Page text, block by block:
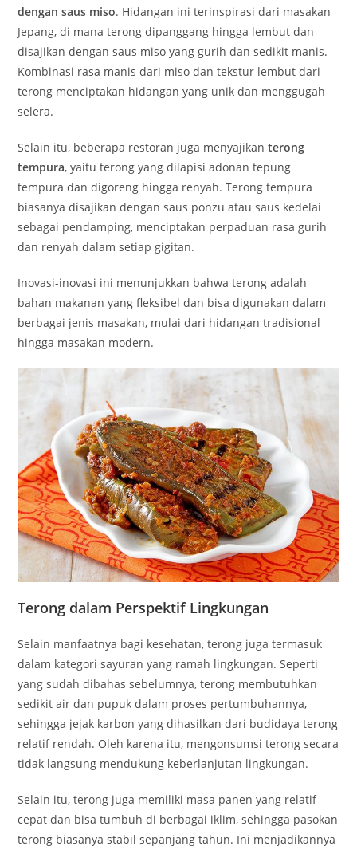
dengan saus miso. Hidangan ini terinspirasi dari masakan
Jepang, di mana terong dipanggang hingga lembut dan
disajikan dengan saus miso yang gurih dan sedikit manis.
Kombinasi rasa manis dari miso dan tekstur lembut dari
terong menciptakan hidangan yang unik dan menggugah
selera.
Selain itu, beberapa restoran juga menyajikanterong
tempura, yaitu terong yang dilapisi adonan tepung
tempura dan digoreng hingga renyah. Terong tempura
biasanya disajikan dengan saus ponzu atau saus kedelai
sebagai pendamping, menciptakan perpaduan rasa gurih
dan renyah dalam setiap gigitan.
Inovasi-inovasi ini menunjukkan bahwa terong adalah
bahan makanan yang fleksibel dan bisa digunakan dalam
berbagai jenis masakan, mulai dari hidangan tradisional
hingga masakan modern.
Terong dalam Perspektif Lingkungan
Selain manfaatnya bagi kesehatan, terong juga termasuk
dalam kategori sayuran yang ramah lingkungan. Seperti
yang sudah dibahas sebelumnya, terong membutuhkan
sedikit air dan pupuk dalam proses pertumbuhannya,
sehingga jejak karbon yang dihasilkan dari budidaya terong
relatif rendah. Oleh karena itu, mengonsumsi terong secara
tidak langsung mendukung keberlanjutan lingkungan.
Selain itu, terong juga memiliki masa panen yang relatif
cepat dan bisa tumbuh di berbagai iklim, sehingga pasokan
terong biasanya stabil sepanjang tahun. Ini menjadikannya